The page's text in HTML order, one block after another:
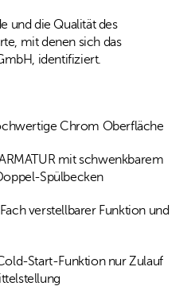
und die Qualität des
mit denen sich das
identifiziert.
Chrom Oberfläche
mit schwenkbarem
Spülbecken
verstellbarer Funktion und
Start-Funktion nur Zulauf